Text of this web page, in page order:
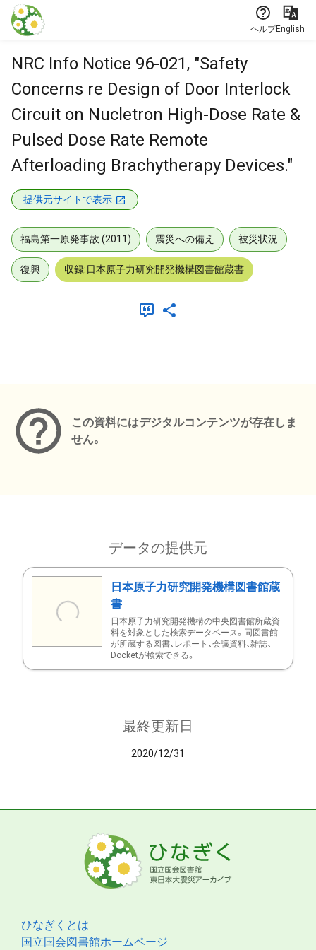
本文に飛ぶ
ヘルプEnglish
NRC Info Notice 96-021, "Safety
Concerns re Design of Door Interlock
Circuit on Nucletron High-Dose Rate &
Pulsed Dose Rate Remote
Afterloading Brachytherapy Devices."
提供元サイトで表示
福島第一原発事故 (2011) 震災への備え 被災状況
復興 収録:日本原子力研究開発機構図書館蔵書
この資料にはデジタルコンテンツが存在しま
せん。
データの提供元
日本原子力研究開発機構図書館蔵
書
日本原子力研究開発機構の中央図書館所蔵資
料を対象とした検索データベース。同図書館
が所蔵する図書、レポート、会議資料、雑誌、
Docketが検索できる。
最終更新日
2020/12/31
ひなぎくとは
国立国会図書館ホームページ